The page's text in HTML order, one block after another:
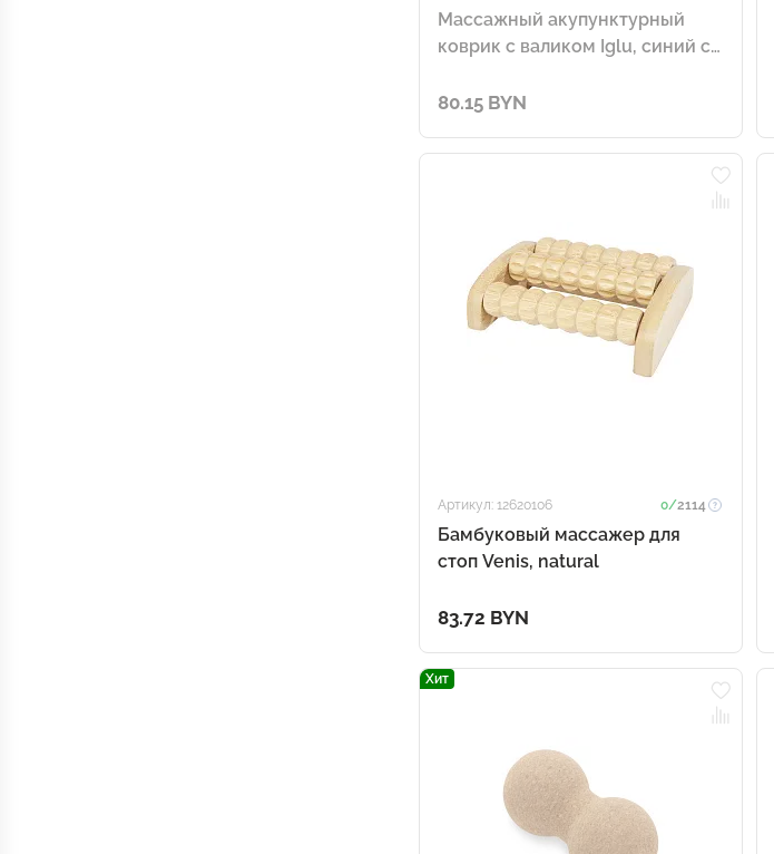
Массажный акупунктурный
коврик с валиком Iglu, синий с
80.15 BYN
Артикул: 12620106 0/2114
Бамбуковый массажер для
стоп Venis, natural
83.72 BYN
Хит